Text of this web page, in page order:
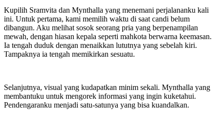
Kupilih Sramvita dan Mynthalla yang menemani perjalananku kali
ini. Untuk pertama, kami memilih waktu di saat candi belum
dibangun. Aku melihat sosok seorang pria yang berpenampilan
mewah, dengan hiasan kepala seperti mahkota berwarna keemasan.
Ia tengah duduk dengan menaikkan lututnya yang sebelah kiri.
Tampaknya ia tengah memikirkan sesuatu.
Selanjutnya, visual yang kudapatkan minim sekali. Mynthalla yang
membantuku untuk mengorek informasi yang ingin kuketahui.
Pendengaranku menjadi satu-satunya yang bisa kuandalkan.